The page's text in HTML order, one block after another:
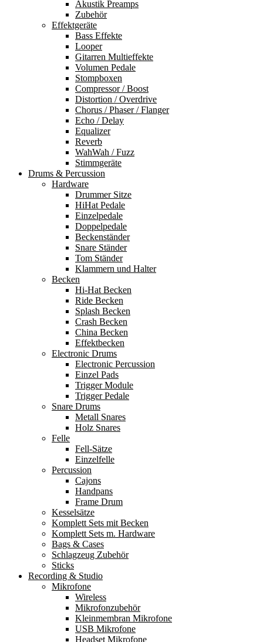
Akustik Preamps
Zubehör
Effektgeräte
Bass Effekte
Looper
Gitarren Multieffekte
Volumen Pedale
Stompboxen
Compressor / Boost
Distortion / Overdrive
Chorus / Phaser / Flanger
Echo / Delay
Equalizer
Reverb
WahWah / Fuzz
Stimmgeräte
Drums & Percussion
Hardware
Drummer Sitze
HiHat Pedale
Einzelpedale
Doppelpedale
Beckenständer
Snare Ständer
Tom Ständer
Klammern und Halter
Becken
Hi-Hat Becken
Ride Becken
Splash Becken
Crash Becken
China Becken
Effektbecken
Electronic Drums
Electronic Percussion
Einzel Pads
Trigger Module
Trigger Pedale
Snare Drums
Metall Snares
Holz Snares
Felle
Fell-Sätze
Einzelfelle
Percussion
Cajons
Handpans
Frame Drum
Kesselsätze
Komplett Sets mit Becken
Komplett Sets m. Hardware
Bags & Cases
Schlagzeug Zubehör
Sticks
Recording & Studio
Mikrofone
Wireless
Mikrofonzubehör
Kleinmembran Mikrofone
USB Mikrofone
Headset Mikrofone